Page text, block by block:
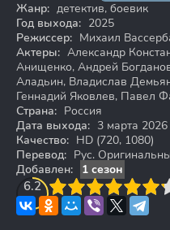
Жанр: детектив, боевик
Год выхода: 2025
Режиссер: Михаил
Актеры: Александр
Анищенко, Андрей
Аладьин, Владислав
Геннадий Яковлев, Павел
Страна: Россия
Дата выхода: 3 марта 2026
Качество: HD (720, 1080)
Перевод: Рус.
Добавлен:
1 сезон
6.2
4 5 6 7 8 9 10